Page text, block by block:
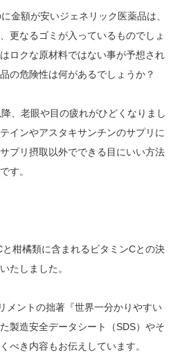
額が安いジェネリック医薬品は、
更なるゴミが入っているものでしょ
ロクな原材料ではない事が予想され
の危険性は何があるでしょうか？
老眼や目の疲れがひどくなりまし
インやアスタキサンチンのサプリに
プリ摂取以外でできる目にいい方法
す。
柑橘類に含まれるビタミンCとの決
たしました。
メントの拙著『世界一分かりやすい
製造安全データシート（SDS）やそ
べき内容もお伝えしています。